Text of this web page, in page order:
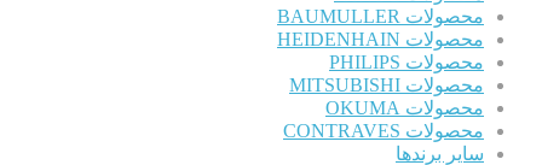
محصولات BAUMULLER
محصولات HEIDENHAIN
محصولات PHILIPS
محصولات MITSUBISHI
محصولات OKUMA
محصولات CONTRAVES
سایر برندها